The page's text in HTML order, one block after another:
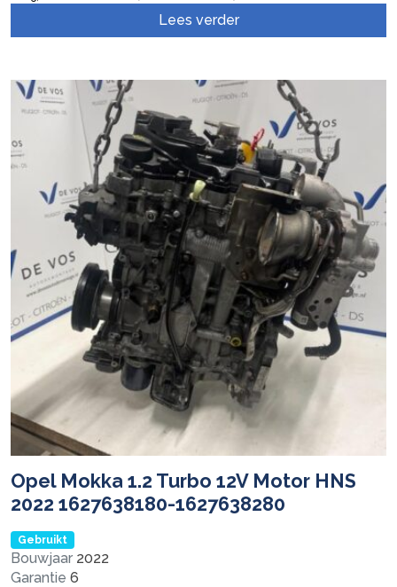
Lees verder
Opel Mokka 1.2 Turbo 12V Motor HNS
2022 1627638180-1627638280
Gebruikt
Bouwjaar 2022
Garantie 6